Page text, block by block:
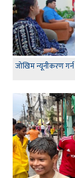
जाेखिम न्यूनीकरण